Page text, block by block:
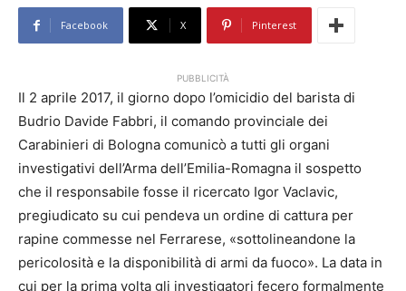
Facebook X Pinterest
PUBBLICITÀ
Il 2 aprile 2017, il giorno dopo l’omicidio del barista di
Budrio Davide Fabbri, il comando provinciale dei
Carabinieri di Bologna comunicò a tutti gli organi
investigativi dell’Arma dell’Emilia-Romagna il sospetto
che il responsabile fosse il ricercato Igor Vaclavic,
pregiudicato su cui pendeva un ordine di cattura per
rapine commesse nel Ferrarese, «sottolineandone la
pericolosità e la disponibilità di armi da fuoco». La data in
cui per la prima volta gli investigatori fecero formalmente